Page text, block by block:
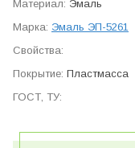
Эмаль
Эмаль ЭП-5261
Пластмасса